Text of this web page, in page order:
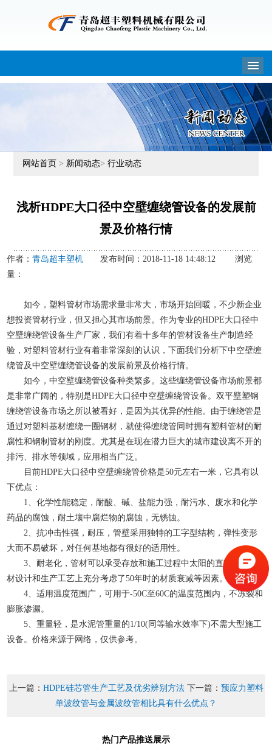
网站首页 > 新闻动态>行业动态
浅析HDPE大口径中空壁缠绕管设备的发展前
景及价格行情
作者：青岛超丰塑机 发布时间：2018-11-18 14:48:12 浏览
量：
如今，塑料管材市场需求量非常大，市场开始回暖，不少新企业
想投资管材行业，但又担心其市场前景。作为专业的HDPE大口径中
空壁缠绕管设备生产厂家，我们有着十多年的管材设备生产制造经
验，对塑料管材行业有着非常深刻的认识，下面我们分析下中空壁缠
绕管及中空壁缠绕管设备的发展前景及价格行情。
如今，中空壁缠绕管设备种类繁多。这些缠绕管设备市场前景都
是非常广阔的，特别是HDPE大口径中空壁缠绕管设备。双平壁塑钢
缠绕管设备市场之所以被看好，是因为其优异的性能。由于缠绕管是
通过对塑料基材缠绕一圈钢材，就使得缠绕管同时拥有塑料管材的耐
腐性和钢制管材的刚度。尤其是在现在潜力巨大的城市建设离不开的
排污、排水等领域，应用相当广泛。
目前HDPE大口径中空壁缠绕管价格是50元左右一米，它具有以
下优点：
1、化学性能稳定，耐酸、碱、盐能力强，耐污水、废水和化学
药品的腐蚀，耐土壤中腐烂物的腐蚀，无锈蚀。
2、抗冲击性强，耐压，管壁采用独特的工字型结构，弹性变形
大而不易破坏，对任何基地都有很好的适用性。
3、耐老化，管材可以承受存放和施工过程中太阳的直晒，在管
材设计和生产工艺上充分考虑了50年时的材质衰减等因素。
4、适用温度范围广，可用于-50C至60C的温度范围内，不冻裂和
膨胀渗漏。
5、重量轻，是水泥管重量的1/10(同等输水效率下)不需大型施工
设备。价格来源于网络，仅供参考。
上一篇： HDPE硅芯管生产工艺及优劣辨别方法下一篇： 预应力塑料
单波纹管与金属波纹管相比具有什么优点？
热门产品推送展示